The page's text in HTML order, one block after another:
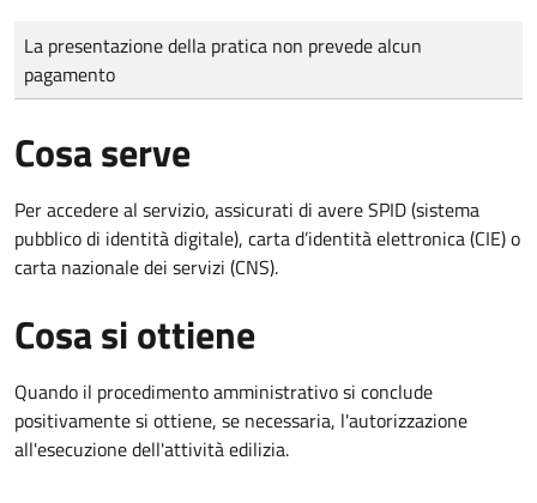
Tipo di pagamento
Importo
La presentazione della pratica non prevede alcun
pagamento
Cosa serve
Per accedere al servizio, assicurati di avere SPID (sistema
pubblico di identità digitale), carta d’identità elettronica (CIE) o
carta nazionale dei servizi (CNS).
Cosa si ottiene
Quando il procedimento amministrativo si conclude
positivamente si ottiene, se necessaria, l'autorizzazione
all'esecuzione dell'attività edilizia.